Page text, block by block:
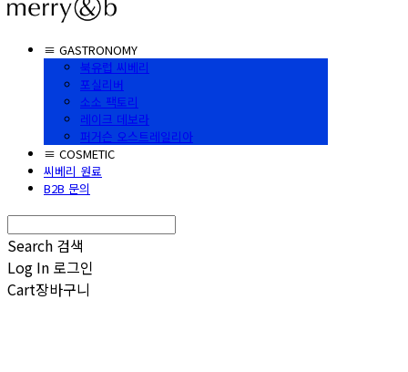
≡ GASTRONOMY
북유럽 씨베리
포실리버
소소 팩토리
레이크 데보라
퍼거슨 오스트레일리아
≡ COSMETIC
씨베리 원료
B2B 문의
Search 검색
Log In 로그인
Cart장바구니